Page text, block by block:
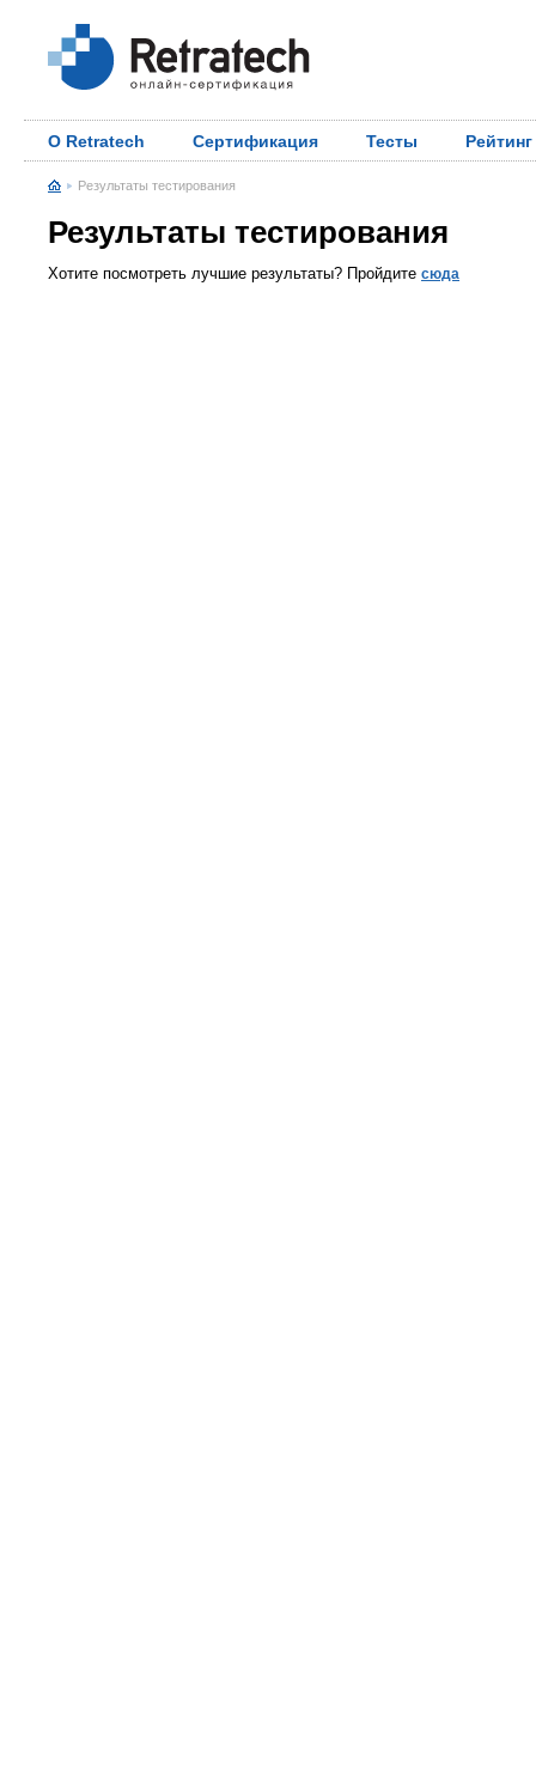
О Retratech Сертификация Тесты Рейтинг
Результаты тестирования
Результаты тестирования
Хотите посмотреть лучшие результаты? Пройдите сюда